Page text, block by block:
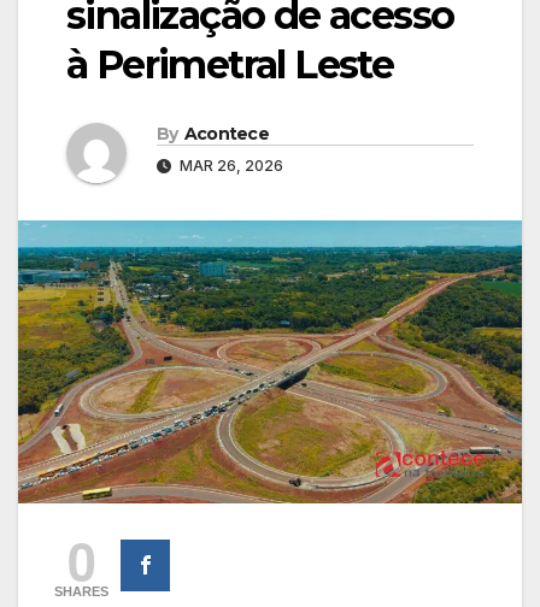
sinalização de acesso
à Perimetral Leste
By Acontece
MAR 26, 2026
0
SHARES